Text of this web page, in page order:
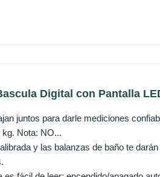
Digital con Pantalla
juntos para darle mediciones
Nota: NO...
y las balanzas de baño te